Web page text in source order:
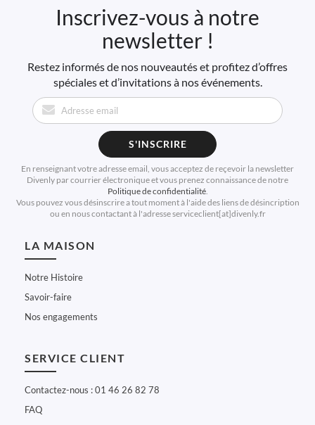
Inscrivez-vous à notre
newsletter !
Restez informés de nos nouveautés et profitez d’offres
spéciales et d’invitations à nos événements.
S'INSCRIRE
En renseignant votre adresse email, vous acceptez de reçevoir la newsletter
Divenly par courrier électronique et vous prenez connaissance de notre
Politique de confidentialité.
Vous pouvez vous désinscrire a tout moment à l'aide des liens de désincription
ou en nous contactant à l'adresse serviceclient[at]divenly.fr
LA MAISON
Notre Histoire
Savoir-faire
Nos engagements
SERVICE CLIENT
Contactez-nous : 01 46 26 82 78
FAQ